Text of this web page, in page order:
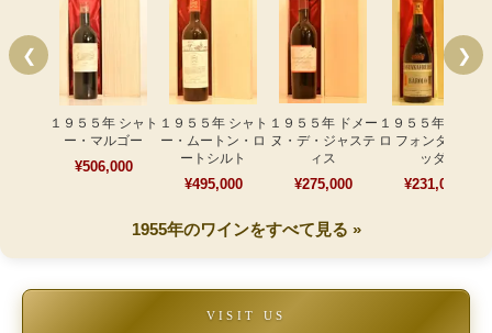
❮
１９５５年 シャト
ー・マルゴー
¥506,000
１９５５年 シャト
ー・ムートン・ロ
ートシルト
¥495,000
１９５５年 ドメー
ヌ・デ・ジャステ
ィス
¥275,000
１９５５年 バロー
ロ フォンタナフレ
ッダ
¥231,000
❯
1955年のワインをすべて見る »
VISIT US